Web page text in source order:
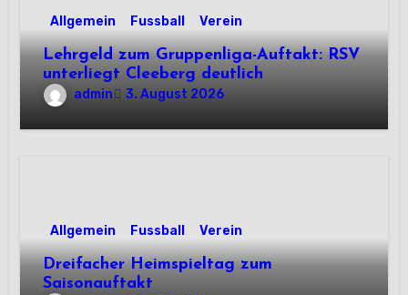
Allgemein Fussball Verein
Lehrgeld zum Gruppenliga-Auftakt: RSV
unterliegt Cleeberg deutlich
admin 3. August 2026
Allgemein Fussball Verein
Dreifacher Heimspieltag zum
Saisonauftakt